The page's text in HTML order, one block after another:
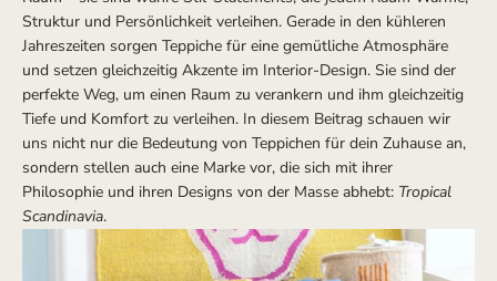
Struktur und Persönlichkeit verleihen. Gerade in den kühleren
Jahreszeiten sorgen Teppiche für eine gemütliche Atmosphäre
und setzen gleichzeitig Akzente im Interior-Design. Sie sind der
perfekte Weg, um einen Raum zu verankern und ihm gleichzeitig
Tiefe und Komfort zu verleihen. In diesem Beitrag schauen wir
uns nicht nur die Bedeutung von Teppichen für dein Zuhause an,
sondern stellen auch eine Marke vor, die sich mit ihrer
Philosophie und ihren Designs von der Masse abhebt: Tropical
Scandinavia.